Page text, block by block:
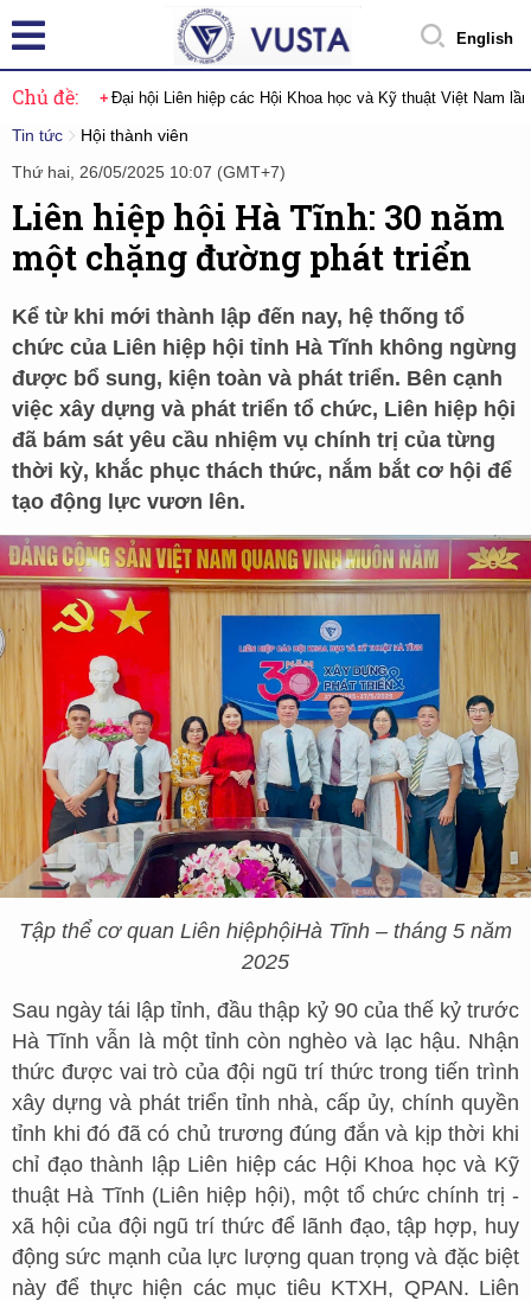
English
Chủ đề: Đại hội Liên hiệp các Hội Khoa học và Kỹ thuật Việt Nam
Tin tức
Hội thành viên
Thứ hai, 26/05/2025 10:07 (GMT+7)
Liên hiệp hội Hà Tĩnh: 30 năm
một chặng đường phát triển
Kể từ khi mới thành lập đến nay, hệ thống tổ
chức của Liên hiệp hội tỉnh Hà Tĩnh không ngừng
được bổ sung, kiện toàn và phát triển. Bên cạnh
việc xây dựng và phát triển tổ chức, Liên hiệp hội
đã bám sát yêu cầu nhiệm vụ chính trị của từng
thời kỳ, khắc phục thách thức, nắm bắt cơ hội để
tạo động lực vươn lên.
Tập thể cơ quan Liên hiệphộiHà Tĩnh – tháng 5 năm
2025
Sau ngày tái lập tỉnh, đầu thập kỷ 90 của thế kỷ trước
Hà Tĩnh vẫn là một tỉnh còn nghèo và lạc hậu. Nhận
thức được vai trò của đội ngũ trí thức trong tiến trình
xây dựng và phát triển tỉnh nhà, cấp ủy, chính quyền
tỉnh khi đó đã có chủ trương đúng đắn và kịp thời khi
chỉ đạo thành lập Liên hiệp các Hội Khoa học và Kỹ
thuật Hà Tĩnh (Liên hiệp hội), một tổ chức chính trị -
xã hội của đội ngũ trí thức để lãnh đạo, tập hợp, huy
động sức mạnh của lực lượng quan trọng và đặc biệt
này để thực hiện các mục tiêu KTXH, QPAN. Liên